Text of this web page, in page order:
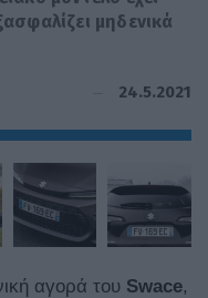
μηδενικά
24.5.2021
αγορά του Swace,